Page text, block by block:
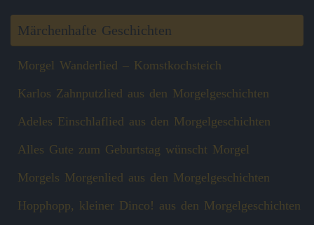
Märchenhafte Geschichten
Morgel Wanderlied – Komstkochsteich
Karlos Zahnputzlied aus den Morgelgeschichten
Adeles Einschlaflied aus den Morgelgeschichten
Alles Gute zum Geburtstag wünscht Morgel
Morgels Morgenlied aus den Morgelgeschichten
Hopphopp, kleiner Dinco! aus den Morgelgeschichten